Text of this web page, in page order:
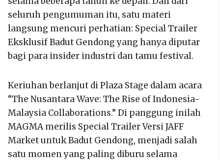
seluruh pengumuman itu, satu materi
langsung mencuri perhatian: Special Trailer
Eksklusif Badut Gendong yang hanya diputar
bagi para insider industri dan tamu festival.
Keriuhan berlanjut di Plaza Stage dalam acara
“The Nusantara Wave: The Rise of Indonesia-
Malaysia Collaborations.” Di panggung inilah
MAGMA merilis Special Trailer Versi JAFF
Market untuk Badut Gendong, menjadi salah
satu momen yang paling diburu selama